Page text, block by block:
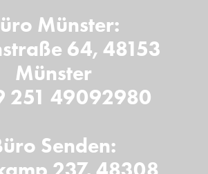
Münster:
64, 48153
Münster
251 49092980
Senden: